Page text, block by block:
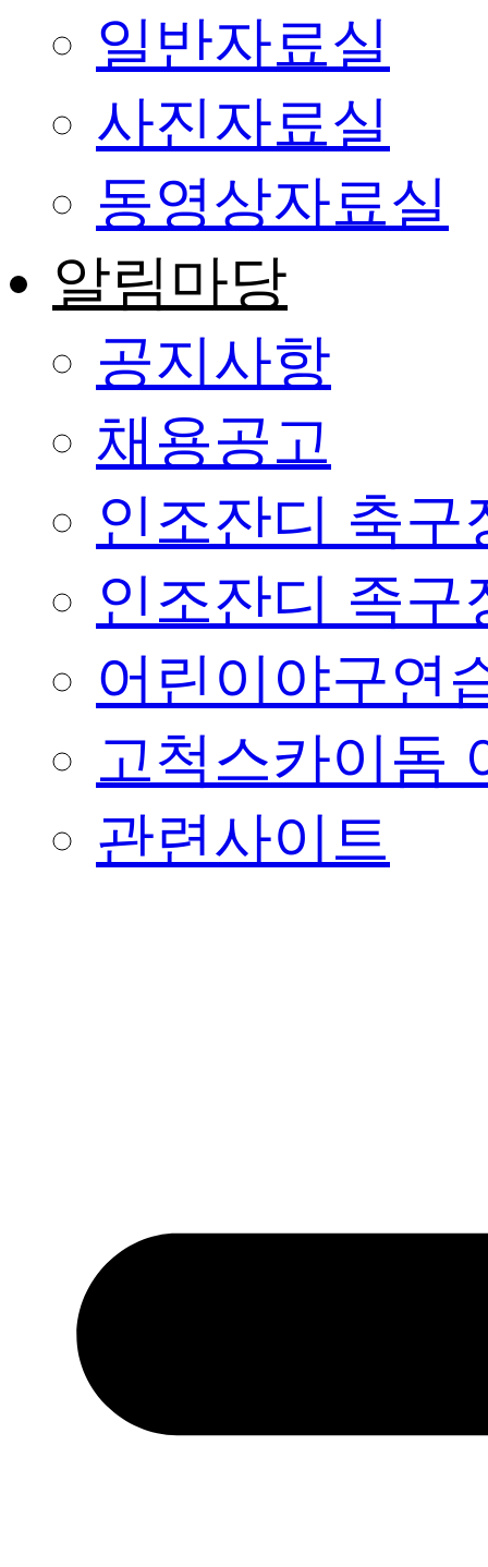
일반자료실
사진자료실
동영상자료실
알림마당
공지사항
채용공고
인조잔디 축구
인조잔디 족구
어린이야구연
고척스카이돔
관련사이트